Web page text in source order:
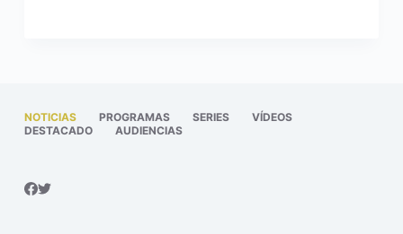
NOTICIAS PROGRAMAS SERIES
VÍDEOS
DESTACADO
AUDIENCIAS